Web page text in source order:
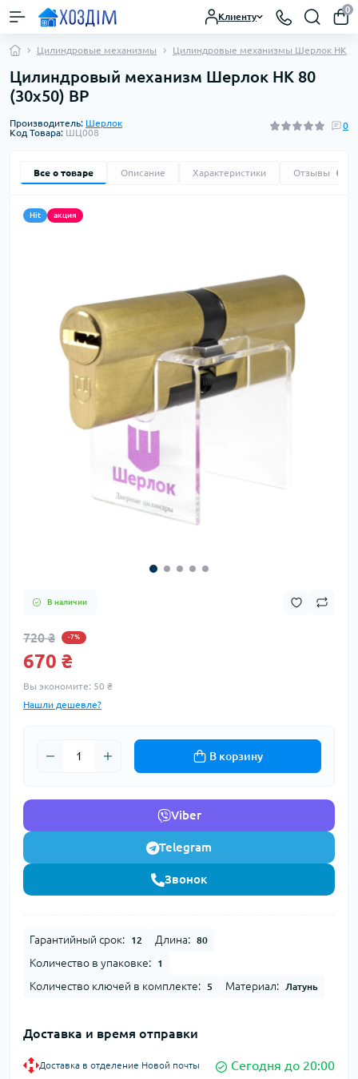
Клиенту
0
Цилиндровые механизмы Цилиндровые механизмы Шерлок HK
Цилиндровый механизм Шерлок HK 80
(30х50) BP
Производитель: Шерлок
Код Товара: ШЦ008
0
Все о товаре Описание Характеристики Отзывы
Hit акция
В наличии
720 ₴ -7%
670 ₴
Вы экономите: 50 ₴
Нашли дешевле?
В корзину
Viber
Telegram
Звонок
Гарантийный срок: 12 Длина: 80
Количество в упаковке: 1
Количество ключей в комплекте: 5 Материал: Латунь
Доставка и время отправки
Доставка в отделение Новой почты Сегодня до 20:00